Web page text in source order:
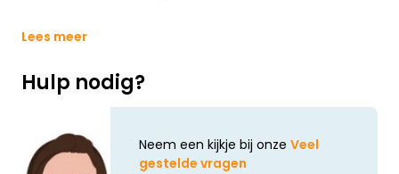
Lees meer
Hulp nodig?
Neem een kijkje bij onze Veel
gestelde vragen